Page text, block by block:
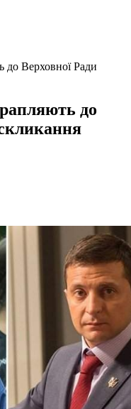
до Верховної Ради
до